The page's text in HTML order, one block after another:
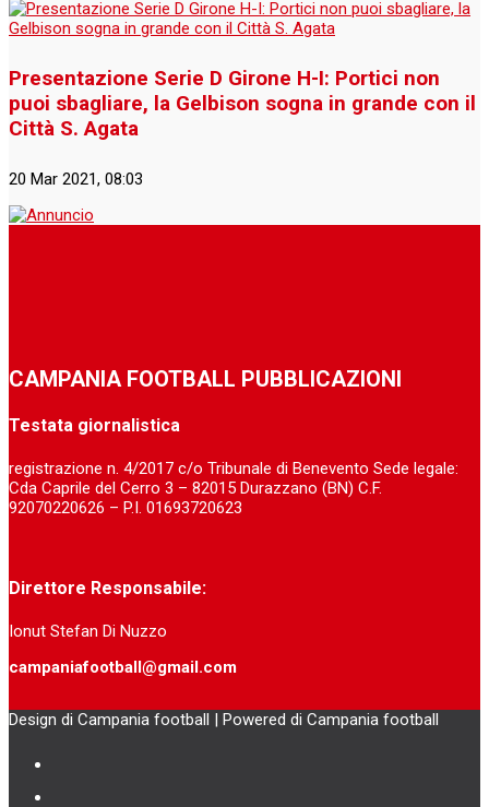
Presentazione Serie D Girone H-I: Portici non
puoi sbagliare, la Gelbison sogna in grande con il
Città S. Agata
20 Mar 2021, 08:03
CAMPANIA FOOTBALL PUBBLICAZIONI
Testata giornalistica
registrazione n. 4/2017 c/o Tribunale di Benevento Sede legale:
Cda Caprile del Cerro 3 – 82015 Durazzano (BN) C.F.
92070220626 – P.I. 01693720623
Direttore Responsabile:
Ionut Stefan Di Nuzzo
campaniafootball@gmail.com
Design di Campania football | Powered di Campania football